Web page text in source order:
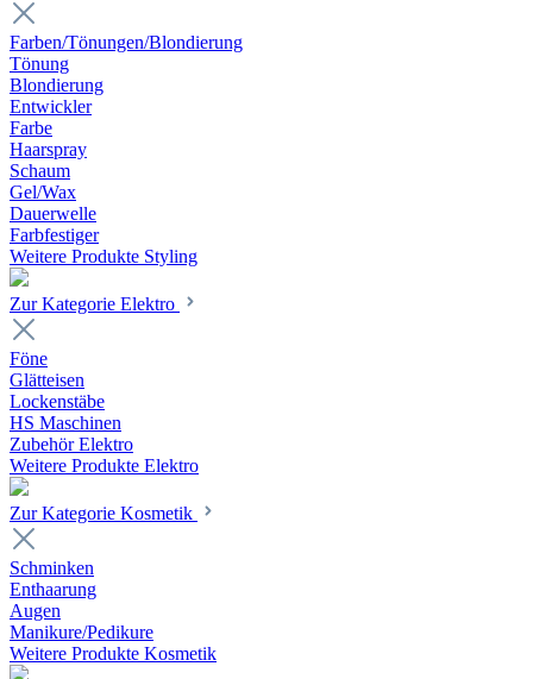
Farben/Tönungen/Blondierung
Tönung
Blondierung
Entwickler
Farbe
Haarspray
Schaum
Gel/Wax
Dauerwelle
Farbfestiger
Weitere Produkte Styling
Zur Kategorie Elektro
Föne
Glätteisen
Lockenstäbe
HS Maschinen
Zubehör Elektro
Weitere Produkte Elektro
Zur Kategorie Kosmetik
Schminken
Enthaarung
Augen
Manikure/Pedikure
Weitere Produkte Kosmetik